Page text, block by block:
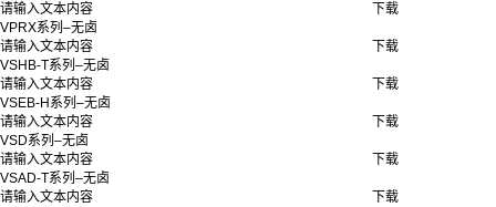
请输入文本内容
VPRX系列–无卤
下载
请输入文本内容
VSHB-T系列–无卤
下载
请输入文本内容
VSEB-H系列–无卤
下载
请输入文本内容
VSD系列–无卤
下载
请输入文本内容
VSAD-T系列–无卤
下载
请输入文本内容
下载